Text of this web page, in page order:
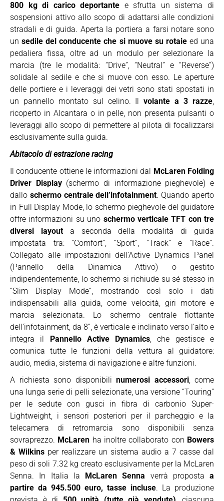
800 kg di carico deportante e sfrutta un sistema di
sospensioni attivo allo scopo di adattarsi alle condizioni
stradali e di guida. Aperta la portiera a farsi notare sono
unsedile del conducente che si muove su rotaieed una
pedaliera fissa, oltre ad un modulo per selezionare la
marcia (tre le modalità: “Drive”, “Neutral” e “Reverse”)
solidale al sedile e che si muove con esso. Le aperture
delle portiere e i leveraggi dei vetri sono stati spostati in
un pannello montato sul celino. Ilvolante a 3 razze,
ricoperto in Alcantara o in pelle, non presenta pulsanti o
leveraggi allo scopo di permettere al pilota di focalizzarsi
esclusivamente sulla guida.
Abitacolo di estrazione racing
Il conducente ottiene le informazioni dal McLaren Folding
Driver Display(schermo di informazione pieghevole) e
dallo schermo centrale dell’infotainment. Quando aperto
in Full Display Mode, lo schermo pieghevole del guidatore
offre informazioni su uno schermo verticale TFT con tre
diversi layouta seconda della modalità di guida
impostata tra: “Comfort”, “Sport”, “Track” e “Race”.
Collegato alle impostazioni dell’Active Dynamics Panel
(Pannello della Dinamica Attivo) o gestito
indipendentemente, lo schermo si richiude su sé stesso in
“Slim Display Mode”, mostrando così solo i dati
indispensabili alla guida, come velocità, giri motore e
marcia selezionata. Lo schermo centrale flottante
dell’infotainment, da 8”, è verticale e inclinato verso l’alto e
integra il Pannello Active Dynamics, che gestisce e
comunica tutte le funzioni della vettura al guidatore:
audio, media, sistema di navigazione e altre funzioni.
A richiesta sono disponibili numerosi accessori, come
una lunga serie di pelli selezionate, una versione “Touring”
per le sedute con gusci in fibra di carbonio Super-
Lightweight, i sensori posteriori per il parcheggio e la
telecamera di retromarcia sono disponibili senza
sovraprezzo. McLaren ha inoltre collaborato con Bowers
& Wilkins per realizzare un sistema audio a 7 casse dal
peso di soli 7.32 kg creato esclusivamente per la McLaren
Senna. In Italia la McLaren Senna verrà proposta a
partire da 945.500 euro, tasse incluse. La produzione